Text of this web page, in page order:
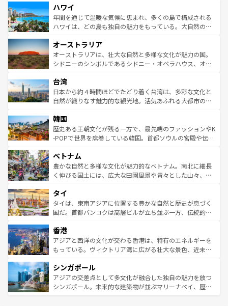
ば市内交通費無料で観光を楽しむこともできる。 なお、新
着のスイス情報はコンテンツ一覧 を参照してほしい。
のような巨大都市は、観光、ショッピング、エンターテイ
ンメントが詰まった刺激的なスポットだ。一方、アメリカ
西部には大自然が広がり、グランドキャニオンやイエロー
部のニューオーリンズでは、音楽と美食が融合した独特の
文化が魅力。旅行者はアメリカの各地域で異なる魅力を楽
しみながら、その多様性と豊かな歴史を感じることができ
ならではの贅沢な旅のスタイルだ。 なお、新着のアメリカ
情報はコンテンツ一覧を参照してほしい。
ハワイ
年間を通じて温暖な気候に恵まれ、多くの島で構成される
ハワイは、どの島も独自の魅力をもっている。大自然の神
ワイ島は見逃せない。また、定番の観光地といえばオアフ
島だが、静かな自然を求めるならマウイ島やカウアイ島が
おすすめ。エメラルドグリーンに輝く海をはじめ、豊かな
れるおもてなしの心で訪れる人々を迎えてくれるハワイの
人々、おいしいローカルフードやハワイアンミュージッ
ク、伝統的なフラダンスなど、すべてがハワイの魅力を彩
ワイを、存分に味わってほしい。 なお、新着のハワイ情報
はコンテンツ一覧を参照してほしい。
オーストラリア
オーストラリアは、壮大な自然と多様な文化が魅力の国。
シドニーのシンボルであるシドニー・オペラハウス、オー
リアリーフや大陸中央部にそびえるウルル（エアーズロッ
ク）、タスマニアの美しい原生林やケアンズの熱帯雨林な
ど、見どころがたくさん。また、カフェやワイン、オージ
いる。アクティビティも充実しており、サーフィンやダイ
ビング、ハイキングなど、アウトドア好きにはたまらな
い。オーストラリアの多彩な魅力を存分に味わいつくそ
参照してほしい。
台湾
日本から約４時間ほどでたどり着く台湾は、多彩な文化と
自然が織りなす魅力的な観光地。活気あふれる大都市の台
ン）、静ひつな山岳地帯である台湾東部など、都市の喧騒
と山間の静けさが共存しており、訪れる人に新しい発見と
驚きをもたらしてくれる。また、奥深い台湾の食文化も魅
容にもいいと評判のスイーツなど、バラエティ豊かな料理
が味わえる。 なお、新着の台湾情報は コンテンツ一覧を参
照してほしい。
韓国
歴史ある王朝文化が残る一方で、最先端のファッションやK
-POPで世界を席巻している韓国。首都ソウルの宮殿や伝統
き、地方に足を延ばせば四季折々の自然美を楽しむことが
できる。そして、キムチや焼肉、絶品のストリートフード
まで、さまざまな韓国料理が待っている。夜には、韓国な
リティに包まれながら、韓国の多彩な魅力を心ゆくまで味
わってみてほしい。 なお、新着の韓国情報はコンテンツ一
覧を参照してほしい。
ベトナム
豊かな自然と多様な文化が魅力的なベトナム。南北に細長
く伸びる国土には、広大な田園風景や青々とした山々、世
急速な発展と共に伝統が息づく。ハノイの古い町並みやホ
ーチミン市のフランス統治時代の建物も、独特の雰囲気を
醸し出している。また、バラエティの豊かさとおいしさで
とつ。フォーやバインミー、ベトナムコーヒーなどは、ぜ
ひ現地で味わいたい。どの地域を訪れてもあたたかい人々
が旅行者を迎えてくれるので、きっと忘れられない旅にな
参照してほしい。
タイ
タイは、東南アジアに位置する豊かな自然と歴史が息づく
国だ。首都バンコクは高層ビルが立ち並ぶ一方、伝統的な
の活気が交差している。北部ではチェンマイなどの山岳地
帯で自然と触れ合い、南部ではプーケットやクラビの美し
いビーチでリゾート気分を楽しむことができる。タイ料理
激する。気候は一年中温暖で、どの季節にも異なる楽しみ
が待っている。親しみやすいタイの人々、仏教を中心とし
た文化、そして多様な観光資源が、訪れる旅人を魅了し続
香港
アジアと西洋の文化が交わる香港は、特有のエネルギーを
もっている。ヴィクトリア湾に広がる壮大な景色、近未来
み、どこを訪れても感動するはず。観光スポットが密集し
ており、効率よく見どころを回れるのも魅力。息をのむよ
うな絶景から文化的な体験まで、香港を存分に楽しみ尽く
シンガポール
アジアの交差点として多文化が融合した独自の魅力を放つ
シンガポール。未来的な建築物が並ぶマリーナベイ、歴史